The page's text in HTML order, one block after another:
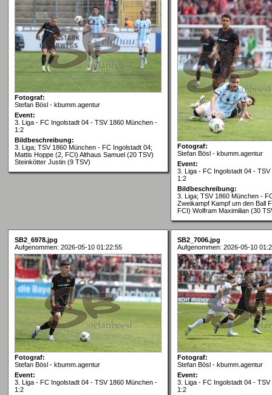
Fotograf:
Stefan Bösl - kbumm.agentur
Event:
3. Liga - FC Ingolstadt 04 - TSV 1860 München -
1:2
Bildbeschreibung:
3. Liga; TSV 1860 München - FC Ingolstadt 04;
Mattis Hoppe (2, FCI) Althaus Samuel (20 TSV)
Steinkötter Justin (9 TSV)
Fotograf:
Stefan Bösl - kbumm.agentur
Event:
3. Liga - FC Ingolstadt 04 -
1:2
Bildbeschreibung:
3. Liga; TSV 1860 München -
Zweikampf Kampf um den Ball
FCI) Wolfram Maximilian (30
SB2_6978.jpg
Aufgenommen: 2026-05-10 01:22:55
Fotograf:
Stefan Bösl - kbumm.agentur
Event:
3. Liga - FC Ingolstadt 04 - TSV 1860 München -
1:2
SB2_7006.jpg
Aufgenommen: 2026-05-10
Fotograf:
Stefan Bösl - kbumm.agentur
Event:
3. Liga - FC Ingolstadt 04 -
1:2